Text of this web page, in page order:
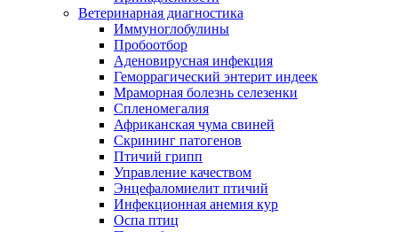
Ветеринарная диагностика
Иммуноглобулины
Пробоотбор
Аденовирусная инфекция
Геморрагический энтерит индеек
Мраморная болезнь селезенки
Спленомегалия
Африканская чума свиней
Скрининг патогенов
Птичий грипп
Управление качеством
Энцефаломиелит птичий
Инфекционная анемия кур
Оспа птиц